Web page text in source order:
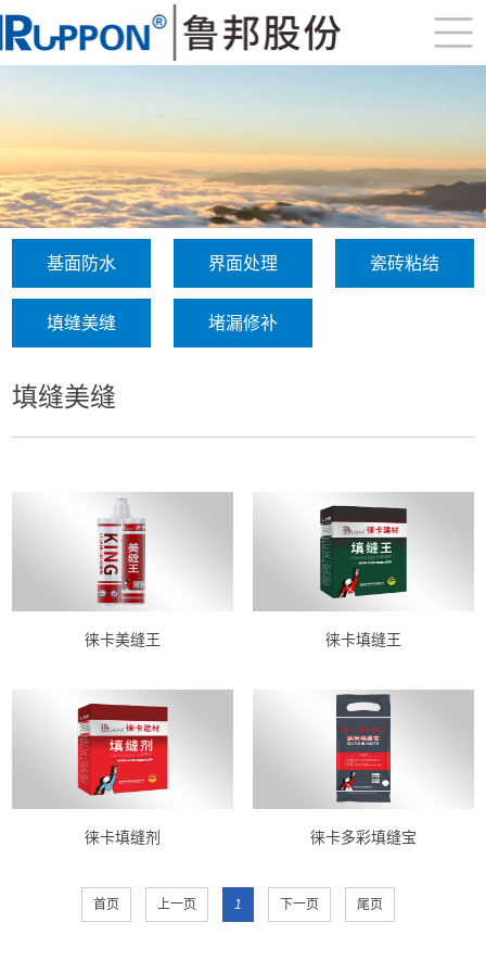
基面防水 界面处理 瓷砖粘结
填缝美缝 堵漏修补
填缝美缝
徕卡美缝王 徕卡填缝王
徕卡填缝剂 徕卡多彩填缝宝
首页 上一页 1 下一页 尾页